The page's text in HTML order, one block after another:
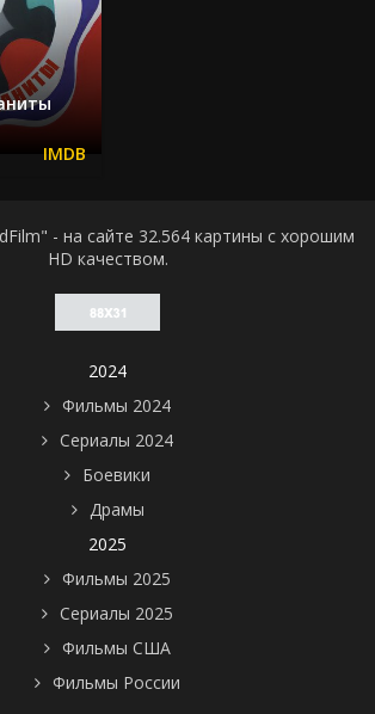
- на сайте 32.564 картины с хорошим
HD качеством.
2024
Фильмы 2024
Сериалы 2024
Боевики
Драмы
2025
Фильмы 2025
Сериалы 2025
Фильмы США
Фильмы России